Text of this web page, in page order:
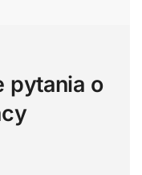
pytania o